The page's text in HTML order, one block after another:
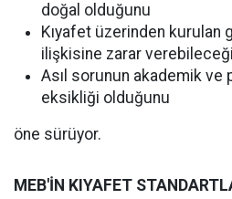
doğal olduğunu
Kıyafet üzerinden kurulan
ilişkisine zarar
Asıl sorunun akademik
eksikliği olduğunu
öne sürüyor.
MEB'İN KIYAFET